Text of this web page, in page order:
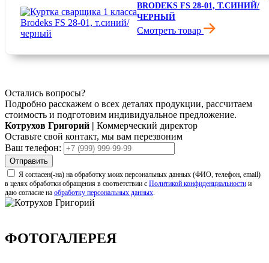
BRODEKS FS 28-01, Т.СИНИЙ/
ЧЕРНЫЙ
Смотреть товар
Остались вопросы?
Подробно расскажем о всех деталях продукции, рассчитаем
стоимость и подготовим индивидуальное предложение.
Котрухов Григорий | Коммерческий директор
Оставьте свой контакт, мы вам перезвоним
Ваш телефон:
Отправить
Я согласен(-на) на обработку моих персональных данных (ФИО, телефон, email)
в целях обработки обращения в соответствии с Политикой конфиденциальности и
даю согласие на обработку персональных данных
ФОТОГАЛЕРЕЯ